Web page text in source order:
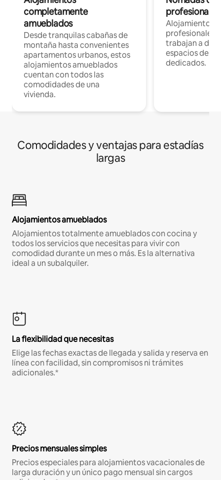
completamente
amueblados
Desde tranquilas cabañas de
montaña hasta convenientes
apartamentos urbanos, estos
alojamientos amueblados
cuentan con todos las
comodidades de una
vivienda.
Alojamientos
profesionales
trabajan a
espacios de
dedicados.
Comodidades y ventajas para estadías
largas
Alojamientos amueblados
Alojamientos totalmente amueblados con cocina y
todos los servicios que necesitas para vivir con
comodidad durante un mes o más. Es la alternativa
ideal a un subalquiler.
La flexibilidad que necesitas
Elige las fechas exactas de llegada y salida y reserva en
línea con facilidad, sin compromisos ni trámites
adicionales.*
Precios mensuales simples
Precios especiales para alojamientos vacacionales de
larga duración y un único pago mensual sin cargos